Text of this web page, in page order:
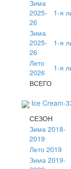
Зима
2025-
26
1-я
Зима
2025-
26
1-я
Лето
2026
1-я
ВСЕГО
Ice Cream-
СЕЗОН
Зима 2018-
2019
Лето 2019
Зима 2019-